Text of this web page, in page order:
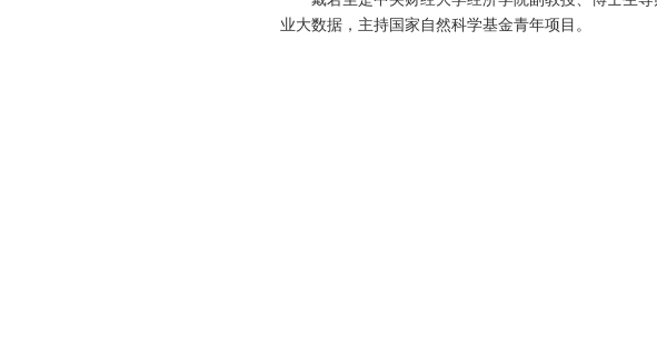
业大数据，主持国家自然科学基金青年项目。